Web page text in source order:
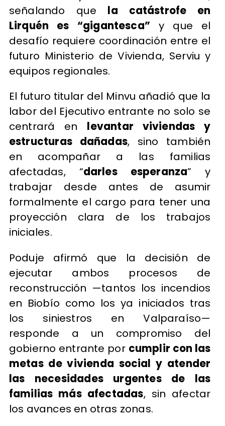
señalando que la catástrofe en
Lirquén es “gigantesca” y que el
desafío requiere coordinación entre el
futuro Ministerio de Vivienda, Serviu y
equipos regionales.
El futuro titular del Minvu añadió que la
labor del Ejecutivo entrante no solo se
centrará en levantar viviendas y
estructuras dañadas, sino también
en acompañar a las familias
afectadas, “darles esperanza” y
trabajar desde antes de asumir
formalmente el cargo para tener una
proyección clara de los trabajos
iniciales.
Poduje afirmó que la decisión de
ejecutar ambos procesos de
reconstrucción —tantos los incendios
en Biobío como los ya iniciados tras
los siniestros en Valparaíso—
responde a un compromiso del
gobierno entrante por cumplir con las
metas de vivienda social y atender
las necesidades urgentes de las
familias más afectadas, sin afectar
los avances en otras zonas.